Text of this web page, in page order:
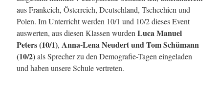
aus Frankeich, Österreich, Deutschland, Tschechien und
Polen. Im Unterricht werden 10/1 und 10/2 dieses Event
auswerten, aus diesen Klassen wurden Luca Manuel
Peters (10/1), Anna-Lena Neudert und Tom Schümann
(10/2)als Sprecher zu den Demografie-Tagen eingeladen
und haben unsere Schule vertreten.